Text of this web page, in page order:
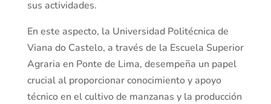
sus actividades.
En este aspecto, la Universidad Politécnica de
Viana do Castelo, a través de la Escuela Superior
Agraria en Ponte de Lima, desempeña un papel
crucial al proporcionar conocimiento y apoyo
técnico en el cultivo de manzanas y la producción